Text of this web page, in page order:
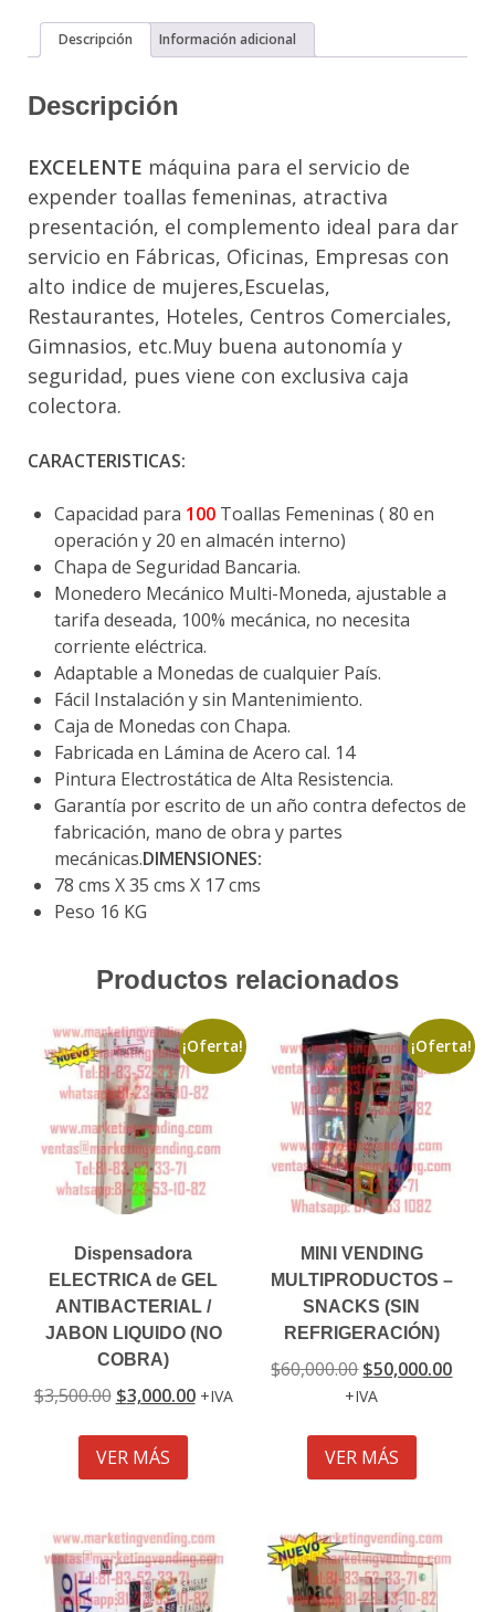
Descripción Información adicional
Descripción
EXCELENTE máquina para el servicio de
expender toallas femeninas, atractiva
presentación, el complemento ideal para dar
servicio en Fábricas, Oficinas, Empresas con
alto indice de mujeres,Escuelas,
Restaurantes, Hoteles, Centros Comerciales,
Gimnasios, etc.Muy buena autonomía y
seguridad, pues viene con exclusiva caja
colectora.
CARACTERISTICAS:
Capacidad para 100 Toallas Femeninas ( 80 en
operación y 20 en almacén interno)
Chapa de Seguridad Bancaria.
Monedero Mecánico Multi-Moneda, ajustable a
tarifa deseada, 100% mecánica, no necesita
corriente eléctrica.
Adaptable a Monedas de cualquier País.
Fácil Instalación y sin Mantenimiento.
Caja de Monedas con Chapa.
Fabricada en Lámina de Acero cal. 14
Pintura Electrostática de Alta Resistencia.
Garantía por escrito de un año contra defectos de
fabricación, mano de obra y partes
mecánicas.DIMENSIONES:
78 cms X 35 cms X 17 cms
Peso 16 KG
Productos relacionados
¡Oferta!
Dispensadora
ELECTRICA de GEL
ANTIBACTERIAL /
JABON LIQUIDO (NO
COBRA)
$3,500.00 El
original
era:
$3,000.00ElIVA
VER MÁS
¡Oferta!
MINI VENDING
MULTIPRODUCTOS –
SNACKS (SIN
REFRIGERACIÓN)
$60,000.00 El
precio
era:
$60,000.00.
$50,000.00El
IVA
VER MÁS